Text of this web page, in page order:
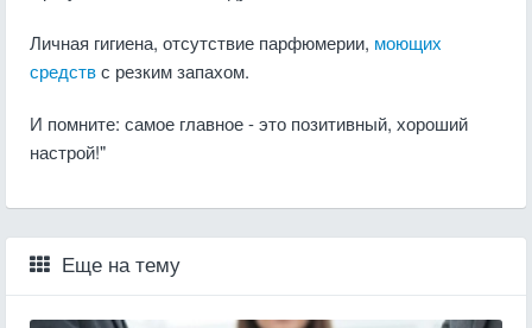
Личная гигиена, отсутствие парфюмерии, моющих
средствс резким запахом.
И помните: самое главное - это позитивный, хороший
настрой!"
Еще на тему